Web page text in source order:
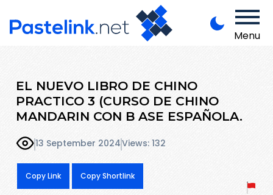
Menu
EL NUEVO LIBRO DE CHINO
PRACTICO 3 (CURSO DE CHINO
MANDARIN CON B ASE ESPAÑOLA.
13 September 2024Views: 132
Copy Link Copy Shortlink